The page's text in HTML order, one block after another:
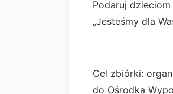
Podaruj
„Jesteśmy dla
Cel zbiórki:
do Ośrodka